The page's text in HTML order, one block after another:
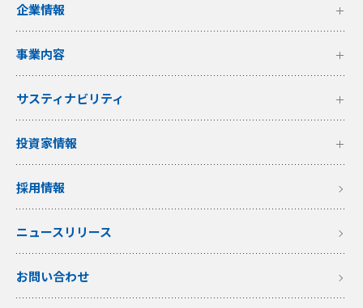
企業情報
事業内容
サスティナビリティ
投資家情報
採用情報
ニュースリリース
お問い合わせ